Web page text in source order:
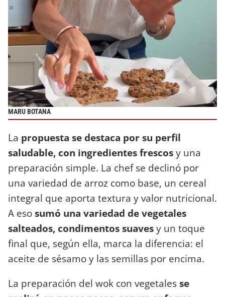
MARU BOTANA
La propuesta se destaca por su perfil
saludable, con ingredientes frescosy una
preparación simple. La chef se declinó por
una variedad de arroz como base, un cereal
integral que aporta textura y valor nutricional.
A esosumó una variedad de vegetales
salteados, condimentos suavesy un toque
final que, según ella, marca la diferencia: el
aceite de sésamo y las semillas por encima.
La preparación del wok con vegetalesse